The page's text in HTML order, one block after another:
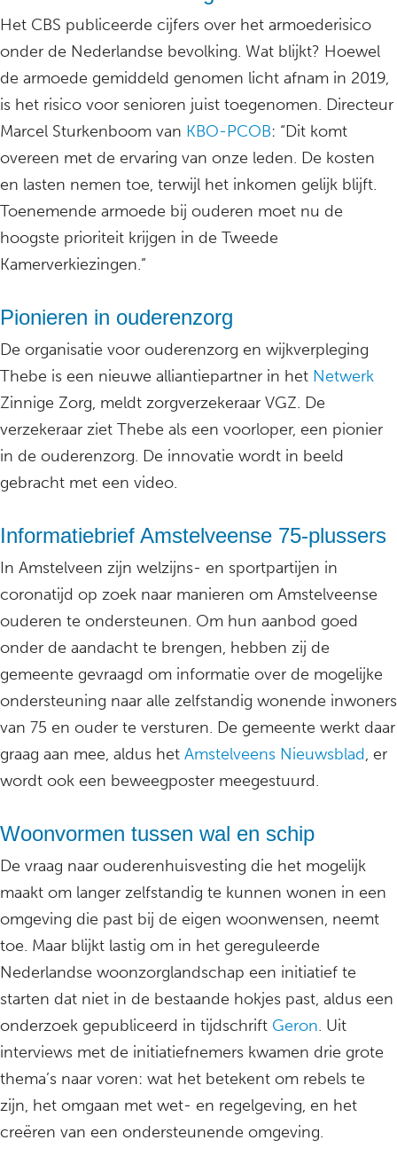
Het CBS publiceerde cijfers over het armoederisico
onder de Nederlandse bevolking. Wat blijkt? Hoewel
de armoede gemiddeld genomen licht afnam in 2019,
is het risico voor senioren juist toegenomen. Directeur
Marcel Sturkenboom van KBO-PCOB: “Dit komt
overeen met de ervaring van onze leden. De kosten
en lasten nemen toe, terwijl het inkomen gelijk blijft.
Toenemende armoede bij ouderen moet nu de
hoogste prioriteit krijgen in de Tweede
Kamerverkiezingen.”
Pionieren in ouderenzorg
De organisatie voor ouderenzorg en wijkverpleging
Thebe is een nieuwe alliantiepartner in het Netwerk
Zinnige Zorg, meldt zorgverzekeraar VGZ. De
verzekeraar ziet Thebe als een voorloper, een pionier
in de ouderenzorg. De innovatie wordt in beeld
gebracht met een video.
Informatiebrief Amstelveense 75-plussers
In Amstelveen zijn welzijns- en sportpartijen in
coronatijd op zoek naar manieren om Amstelveense
ouderen te ondersteunen. Om hun aanbod goed
onder de aandacht te brengen, hebben zij de
gemeente gevraagd om informatie over de mogelijke
ondersteuning naar alle zelfstandig wonende inwoners
van 75 en ouder te versturen. De gemeente werkt daar
graag aan mee, aldus het Amstelveens Nieuwsblad, er
wordt ook een beweegposter meegestuurd.
Woonvormen tussen wal en schip
De vraag naar ouderenhuisvesting die het mogelijk
maakt om langer zelfstandig te kunnen wonen in een
omgeving die past bij de eigen woonwensen, neemt
toe. Maar blijkt lastig om in het gereguleerde
Nederlandse woonzorglandschap een initiatief te
starten dat niet in de bestaande hokjes past, aldus een
onderzoek gepubliceerd in tijdschrift Geron. Uit
interviews met de initiatiefnemers kwamen drie grote
thema’s naar voren: wat het betekent om rebels te
zijn, het omgaan met wet- en regelgeving, en het
creëren van een ondersteunende omgeving.